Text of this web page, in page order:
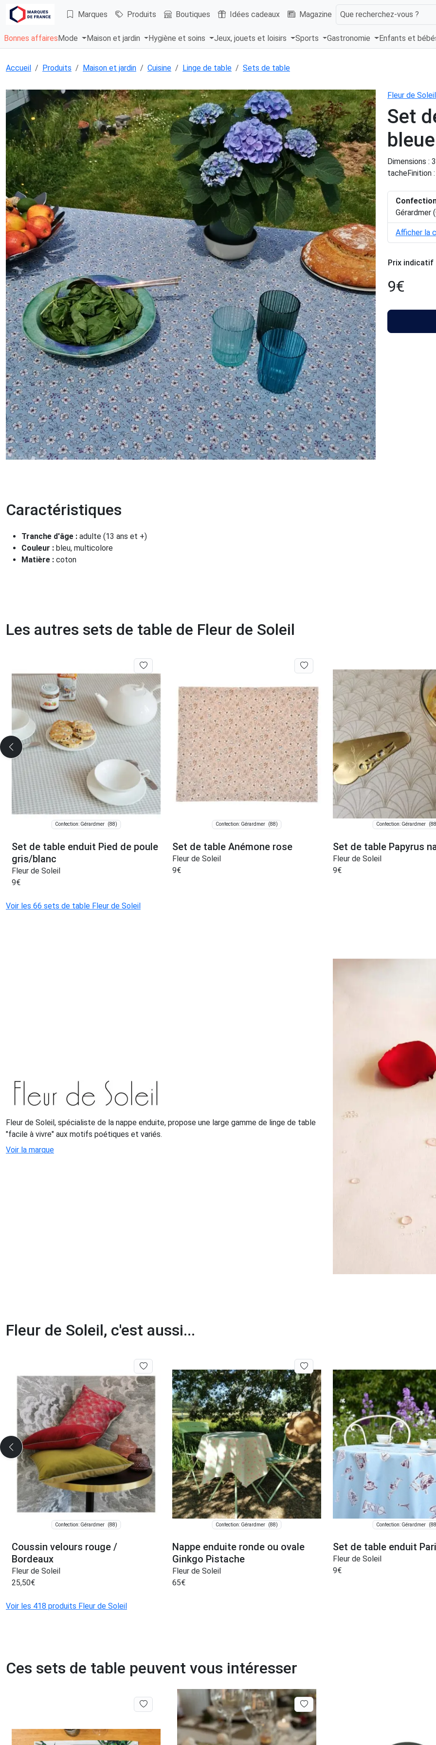
Marques Produits Boutiques Idées cadeaux Magazine Que recherchez-vous ?
Bonnes affaires Mode Maison et jardin Hygiène et soins Jeux, jouets et loisirs Sports Gastronomie Enfants et
Accueil Produits Maison et jardin Cuisine Linge de table Sets de table
Fleur de Soleil
Set
bleue
Dimensions :
tacheFinition
Gérardmer
Afficher la
Prix indicatif
9€
Caractéristiques
Tranche d'âge : adulte (13 ans et +)
Couleur : bleu, multicolore
Matière : coton
Les autres sets de table de Fleur de Soleil
Confection: Gérardmer (88)
Set de table enduit Pied de poule
gris/blanc
Fleur de Soleil
9€
Confection: Gérardmer (88)
Set de table Anémone rose
Fleur de Soleil
9€
Confection: Gérardmer
Set de table Papyrus
Fleur de Soleil
9€
Voir les 66 sets de table Fleur de Soleil
Fleur de Soleil, spécialiste de la nappe enduite, propose une large gamme de linge de table
"facile à vivre" aux motifs poétiques et variés.
Voir la marque
Fleur de Soleil, c'est aussi...
Confection: Gérardmer (88)
Coussin velours rouge /
Bordeaux
Fleur de Soleil
25,50€
Confection: Gérardmer (88)
Nappe enduite ronde ou ovale
Ginkgo Pistache
Fleur de Soleil
65€
Confection: Gérardmer
Set de table enduit
Fleur de Soleil
9€
Voir les 418 produits Fleur de Soleil
Ces sets de table peuvent vous intéresser